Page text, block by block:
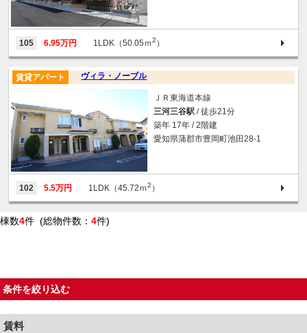
105 6.95万円 1LDK（50.05ｍ2 ）
ヴィラ・ノーブル
賃貸アパート
ＪＲ東海道本線
三河三谷駅 / 徒歩21分
築年 17年 / 2階建
愛知県蒲郡市豊岡町池田28-1
102 5.5万円 1LDK（45.72ｍ2 ）
棟数4件 (総物件数： 4件)
条件を絞り込む
賃料